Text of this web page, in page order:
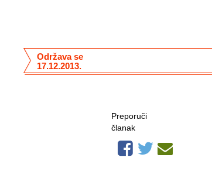
Održava se
17.12.2013.
Preporuči
članak